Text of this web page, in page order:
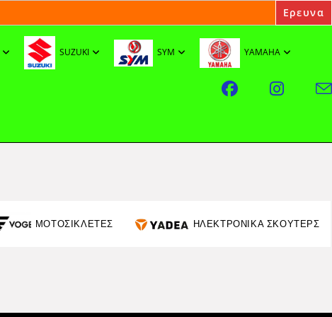
SUZUKI SYM YAMAHA
ΜΟΤΟΣΙΚΛΕΤΕΣ ΗΛΕΚΤΡΟΝΙΚΑ ΣΚΟΥΤΕΡΣ